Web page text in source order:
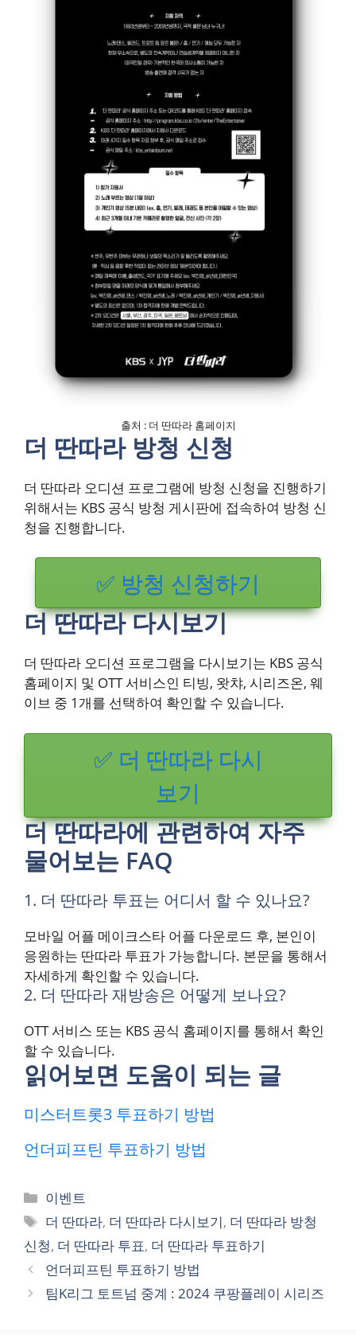
출처 : 더 딴따라 홈페이지
더 딴따라 방청 신청
더 딴따라 오디션 프로그램에 방청 신청을 진행하기
위해서는 KBS 공식 방청 게시판에 접속하여 방청 신
청을 진행합니다.
✅ 방청 신청하기
더 딴따라 다시보기
더 딴따라 오디션 프로그램을 다시보기는 KBS 공식
홈페이지 및 OTT 서비스인 티빙, 왓챠, 시리즈온, 웨
이브 중 1개를 선택하여 확인할 수 있습니다.
✅ 더 딴따라 다시
보기
더 딴따라에 관련하여 자주
물어보는 FAQ
1. 더 딴따라 투표는 어디서 할 수 있나요?
모바일 어플 메이크스타 어플 다운로드 후, 본인이
응원하는 딴따라 투표가 가능합니다. 본문을 통해서
자세하게 확인할 수 있습니다.
2. 더 딴따라 재방송은 어떻게 보나요?
OTT 서비스 또는 KBS 공식 홈페이지를 통해서 확인
할 수 있습니다.
읽어보면 도움이 되는 글
미스터트롯3 투표하기 방법
언더피프틴 투표하기 방법
카
테
고
리
이벤트
태
그
더 딴따라, 더 딴따라 다시보기, 더 딴따라 방청
신청, 더 딴따라 투표, 더 딴따라 투표하기
언더피프틴 투표하기 방법
팀K리그 토트넘 중계 : 2024 쿠팡플레이 시리즈